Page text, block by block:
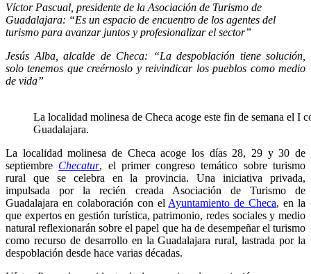
Víctor Pascual, presidente de la Asociación de Turismo de
Guadalajara: “Es un espacio de encuentro de los agentes del
turismo para avanzar juntos y profesionalizar el sector”
Jesús Alba, alcalde de Checa: “La despoblación tiene solución,
solo tenemos que creérnoslo y reivindicar los pueblos como medio
de vida”
La localidad molinesa de Checa acoge este fin de semana el I
Guadalajara.
La localidad molinesa de Checa acoge los días 28, 29 y 30 de
septiembre Checatur, el primer congreso temático sobre turismo
rural que se celebra en la provincia. Una iniciativa privada,
impulsada por la recién creada Asociación de Turismo de
Guadalajara en colaboración con el Ayuntamiento de Checa, en la
que expertos en gestión turística, patrimonio, redes sociales y medio
natural reflexionarán sobre el papel que ha de desempeñar el turismo
como recurso de desarrollo en la Guadalajara rural, lastrada por la
despoblación desde hace varias décadas.